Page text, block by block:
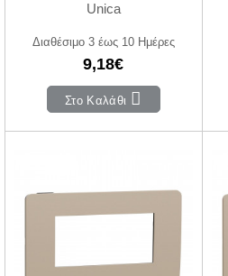
Unica
Διαθέσιμο 3 έως 10 Ημέρες
9,18€
Στο Καλάθι